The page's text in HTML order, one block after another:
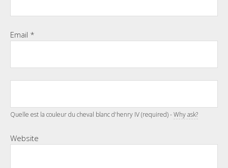
Email *
Quelle est la couleur du cheval blanc d'henry IV (required) -Why ask?
Website